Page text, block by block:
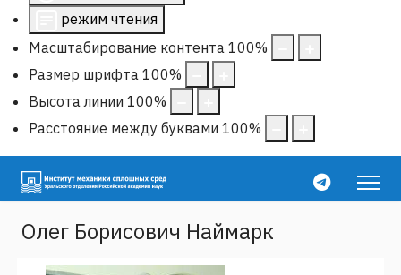
режим чтения
Масштабирование контента 100%
Размер шрифта 100%
Высота линии 100%
Расстояние между буквами 100%
Олег Борисович Наймарк